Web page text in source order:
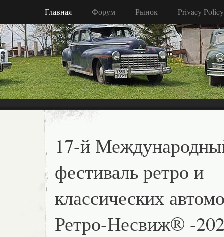
Главная Форум Рынок Privacy Policy
17-й
фестиваль ретро и
классических
Ретро-Несвиж® -